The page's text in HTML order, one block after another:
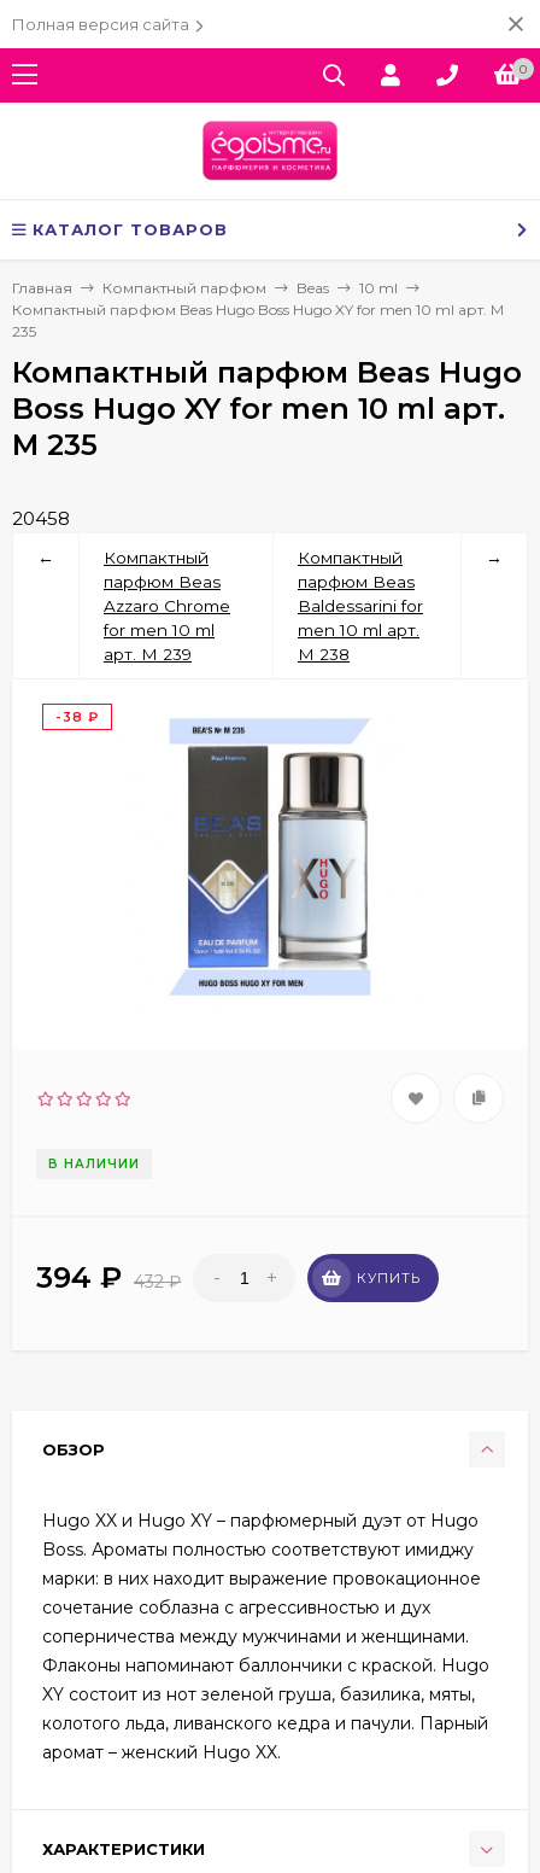
Полная версия сайта
0
КАТАЛОГ ТОВАРОВ
Главная Компактный парфюм Beas
10 ml
Компактный парфюм Beas Hugo Boss Hugo XY for men 10 ml арт. M
235
Компактный парфюм Beas Hugo
Boss Hugo XY for men 10 ml арт.
M 235
20458
←
Компактный
парфюм Beas
Azzaro Chrome
for men 10 ml
арт. M 239
Компактный
парфюм Beas
Baldessarini for
men 10 ml арт.
M 238
→
-38 ₽
В НАЛИЧИИ
394 ₽ 432₽ - + КУПИТЬ
ОБЗОР
Hugo XX и Hugo XY – парфюмерный дуэт от Hugo
Boss. Ароматы полностью соответствуют имиджу
марки: в них находит выражение провокационное
сочетание соблазна с агрессивностью и дух
соперничества между мужчинами и женщинами.
Флаконы напоминают баллончики с краской. Hugo
XY состоит из нот зеленой груша, базилика, мяты,
колотого льда, ливанского кедра и пачули. Парный
аромат – женский Hugo XX.
ХАРАКТЕРИСТИКИ